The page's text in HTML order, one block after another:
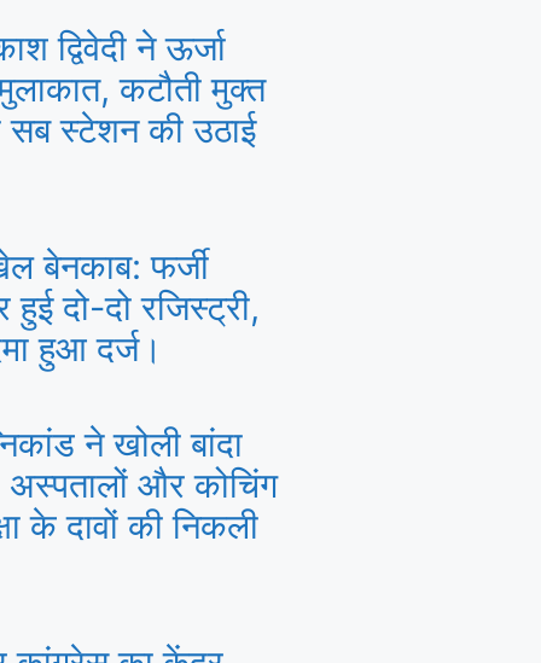
द्विवेदी ने ऊर्जा
कटौती मुक्त
सब स्टेशन की उठाई
बेनकाब: फर्जी
दो-दो रजिस्ट्री,
हुआ दर्ज।
ने खोली बांदा
और कोचिंग
के दावों की निकली